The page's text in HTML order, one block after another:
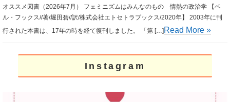
オススメ図書（2026年7月） フェミニズムはみんなのもの 情熱の政治学 【ベ
ル・フックス//著/堀田碧//訳/株式会社エトセトラブックス/2020年】 2003年に刊
行された本書は、17年の時を経て復刊しました。 「第 […]Read More »
Instagram